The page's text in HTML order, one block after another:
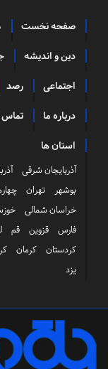
صفحه نخست
دین و اندیشه
اجتماعی رصد
درباره ما تماس
استان ها
آذربایجان شرقی
بوشهر
تهران
خراسان شمالی
فارس
قزوین قم
کردستان
کرمان
یزد